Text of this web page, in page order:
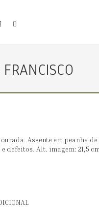
FRANCISCO
Assente em peanha
defeitos. Alt. imagem: 21,5